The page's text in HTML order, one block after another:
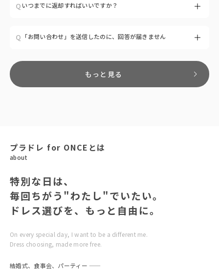
る場合がございます。
保険」をご用意しています。「食事中にうっかりシミをつけてしま
「あんしん保険」は、商品のレンタル料（送料を含まない）の10％
Qいつまでに返却すればいいですか？
発送手続きをお願いいたします。
Q 「お問い合わせ」を送信したのに、回答が届きません
A平日10時00分〜18時30分までの間で、カスタマーサポートより返
平日時間外、土日祝のお問い合わせにつきましては、翌営業日に返
信しております。
レスで再度お問い合わせください。
(GmailやYahooなど、PCでも利用可能なメールアドレスを推奨し
もっと見る
プラドレ for ONCEとは
about
特別な日は、
毎回ちがう"わたし"でいたい。
ドレス選びを、もっと自由に。
On every special day, I want to be a different me.
Dress choosing, made more free.
結婚式、食事会、パーティー ——